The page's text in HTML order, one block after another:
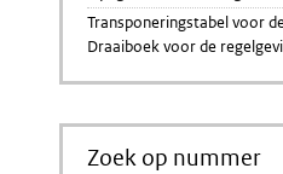
Transponeringstabel voor
Draaiboek voor de
Zoek op nummer